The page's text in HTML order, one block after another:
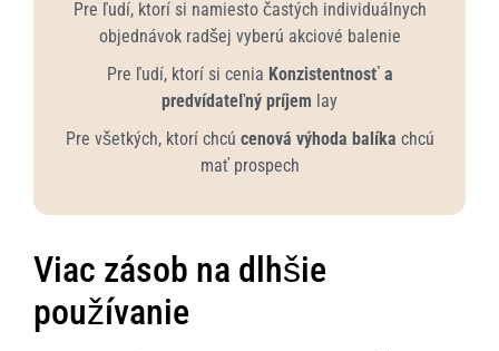
Pre ľudí, ktorí si namiesto častých individuálnych
objednávok radšej vyberú akciové balenie
Pre ľudí, ktorí si cenia Konzistentnosť a
predvídateľný príjem lay
Pre všetkých, ktorí chcú cenová výhoda balíka chcú
mať prospech
Viac zásob na dlhšie
používanie